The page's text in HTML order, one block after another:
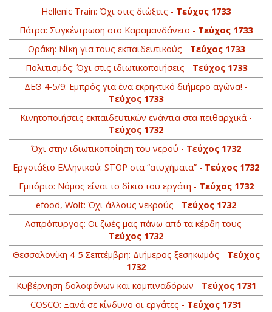
Hellenic Train: Όχι στις διώξεις - Τεύχος 1733
Πάτρα: Συγκέντρωση στο Καραμανδάνειο - Τεύχος 1733
Θράκη: Νίκη για τους εκπαιδευτικούς - Τεύχος 1733
Πολιτισμός: Όχι στις ιδιωτικοποιήσεις - Τεύχος 1733
ΔΕΘ 4-5/9: Εμπρός για ένα εκρηκτικό διήμερο αγώνα! -
Τεύχος 1733
Κινητοποιήσεις εκπαιδευτικών ενάντια στα πειθαρχικά -
Τεύχος 1732
Όχι στην ιδιωτικοποίηση του νερού - Τεύχος 1732
Εργοτάξιο Ελληνικού: STOP στα “ατυχήματα” - Τεύχος 1732
Εμπόριο: Νόμος είναι το δίκιο του εργάτη - Τεύχος 1732
efood, Wolt: Όχι άλλους νεκρούς - Τεύχος 1732
Ασπρόπυργος: Οι ζωές μας πάνω από τα κέρδη τους -
Τεύχος 1732
Θεσσαλονίκη 4-5 Σεπτέμβρη: Διήμερος ξεσηκωμός - Τεύχος
1732
Κυβέρνηση δολοφόνων και κομπιναδόρων - Τεύχος 1731
COSCO: Ξανά σε κίνδυνο οι εργάτες - Τεύχος 1731